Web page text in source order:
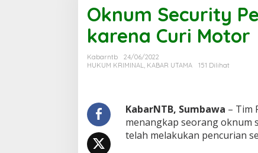
n
u
m
S
c
t
P
e
Oknum Security
karena Curi Motor
Kabarntb
24/06/2022
HUKUM KRIMINAL, KABAR UTAMA 151 Dilihat
KabarNTB, Sumbawa – Tim
menangkap seorang oknum
telah melakukan pencurian